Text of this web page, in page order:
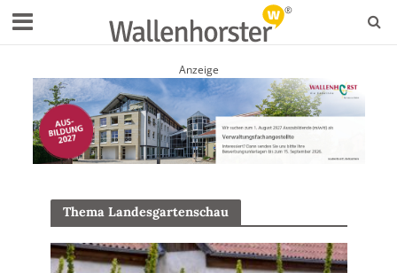
Anzeige
Thema Landesgartenschau